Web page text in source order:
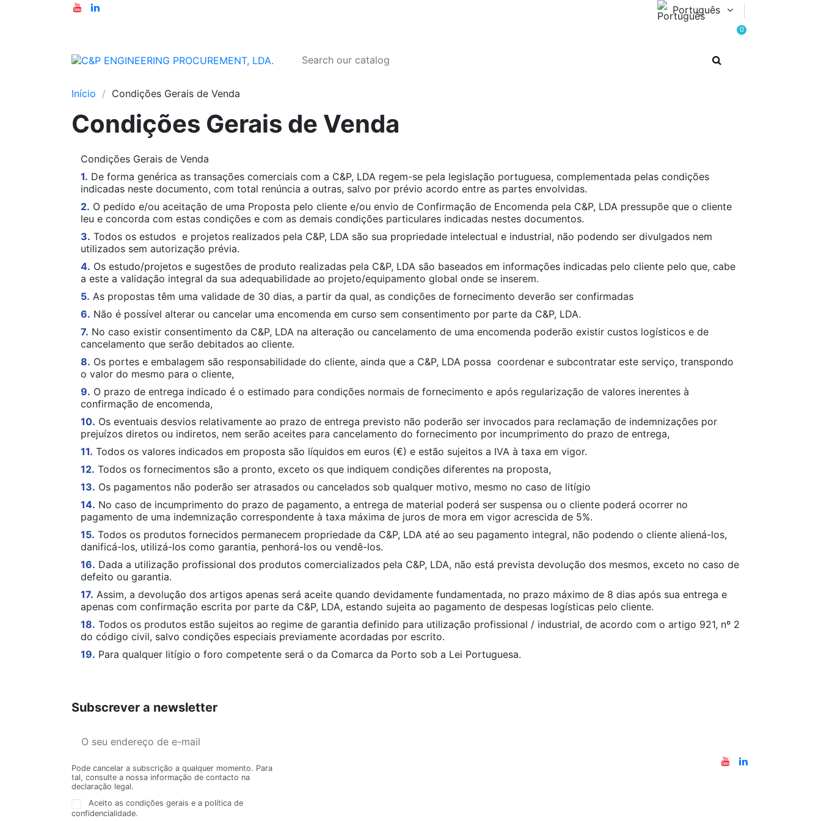
Português
0
Início Condições Gerais de Venda
Condições Gerais de Venda
Condições Gerais de Venda
1. De forma genérica as transações comerciais com a C&P, LDA regem-se pela legislação portuguesa, complementada pelas condições
indicadas neste documento, com total renúncia a outras, salvo por prévio acordo entre as partes envolvidas.
2. O pedido e/ou aceitação de uma Proposta pelo cliente e/ou envio de Confirmação de Encomenda pela C&P, LDA pressupõe que o cliente
leu e concorda com estas condições e com as demais condições particulares indicadas nestes documentos.
3. Todos os estudos e projetos realizados pela C&P, LDA são sua propriedade intelectual e industrial, não podendo ser divulgados nem
utilizados sem autorização prévia.
4. Os estudo/projetos e sugestões de produto realizadas pela C&P, LDA são baseados em informações indicadas pelo cliente pelo que, cabe
a este a validação integral da sua adequabilidade ao projeto/equipamento global onde se inserem.
5. As propostas têm uma validade de 30 dias, a partir da qual, as condições de fornecimento deverão ser confirmadas
6. Não é possível alterar ou cancelar uma encomenda em curso sem consentimento por parte da C&P, LDA.
7. No caso existir consentimento da C&P, LDA na alteração ou cancelamento de uma encomenda poderão existir custos logísticos e de
cancelamento que serão debitados ao cliente.
8. Os portes e embalagem são responsabilidade do cliente, ainda que a C&P, LDA possa coordenar e subcontratar este serviço, transpondo
o valor do mesmo para o cliente,
9. O prazo de entrega indicado é o estimado para condições normais de fornecimento e após regularização de valores inerentes à
confirmação de encomenda,
10. Os eventuais desvios relativamente ao prazo de entrega previsto não poderão ser invocados para reclamação de indemnizações por
prejuízos diretos ou indiretos, nem serão aceites para cancelamento do fornecimento por incumprimento do prazo de entrega,
11. Todos os valores indicados em proposta são líquidos em euros (€) e estão sujeitos a IVA à taxa em vigor.
12. Todos os fornecimentos são a pronto, exceto os que indiquem condições diferentes na proposta,
13. Os pagamentos não poderão ser atrasados ou cancelados sob qualquer motivo, mesmo no caso de litígio
14. No caso de incumprimento do prazo de pagamento, a entrega de material poderá ser suspensa ou o cliente poderá ocorrer no
pagamento de uma indemnização correspondente à taxa máxima de juros de mora em vigor acrescida de 5%.
15. Todos os produtos fornecidos permanecem propriedade da C&P, LDA até ao seu pagamento integral, não podendo o cliente aliená-los,
danificá-los, utilizá-los como garantia, penhorá-los ou vendê-los.
16. Dada a utilização profissional dos produtos comercializados pela C&P, LDA, não está prevista devolução dos mesmos, exceto no caso de
defeito ou garantia.
17. Assim, a devolução dos artigos apenas será aceite quando devidamente fundamentada, no prazo máximo de 8 dias após sua entrega e
apenas com confirmação escrita por parte da C&P, LDA, estando sujeita ao pagamento de despesas logísticas pelo cliente.
18. Todos os produtos estão sujeitos ao regime de garantia definido para utilização profissional / industrial, de acordo com o artigo 921, nº 2
do código civil, salvo condições especiais previamente acordadas por escrito.
19. Para qualquer litígio o foro competente será o da Comarca da Porto sob a Lei Portuguesa.
Subscrever a newsletter
Pode cancelar a subscrição a qualquer momento. Para
tal, consulte a nossa informação de contacto na
declaração legal.
Aceito as condições gerais e a política de
confidencialidade.